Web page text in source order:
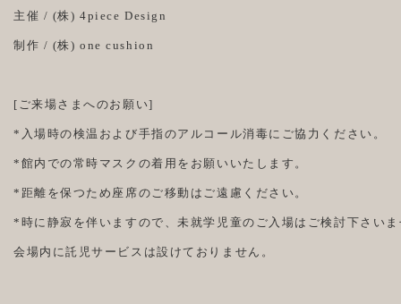
主催 / (株) 4piece Design
制作 / (株) one cushion
[ご来場さまへのお願い]
*入場時の検温および手指のアルコール消毒にご協力ください。
*館内での常時マスクの着用をお願いいたします。
*距離を保つため座席のご移動はご遠慮ください。
*時に静寂を伴いますので、未就学児童のご入場はご検討下さい
会場内に託児サービスは設けておりません。